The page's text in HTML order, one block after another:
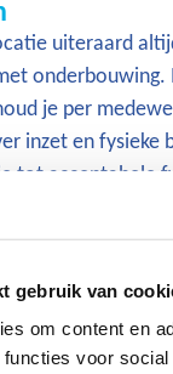
gebruik van
om content en
voor
uiteraard
onderbouwing.
je per
inzet en fysieke
tot acceptabele
4.3 Borging in
aan met de
om goed na te
wettelijke